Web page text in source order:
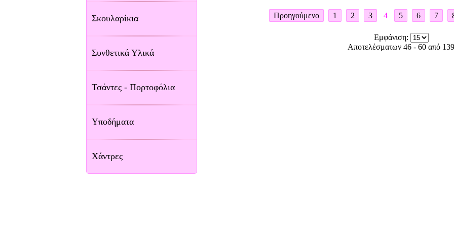
Σκουλαρίκια
Συνθετικά Υλικά
Τσάντες - Πορτοφόλια
Υποδήματα
Χάντρες
Προηγούμενο 1 2 3 4 5 6 7
Εμφάνιση:
Αποτελέσματων 46 - 60 από 139